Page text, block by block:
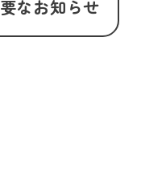
なお知らせ